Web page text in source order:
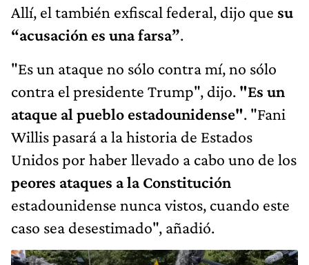
Allí, el también exfiscal federal, dijo que su
“acusación es una farsa”.
"Es un ataque no sólo contra mí, no sólo
contra el presidente Trump", dijo. "Es un
ataque al pueblo estadounidense". "Fani
Willis pasará a la historia de Estados
Unidos por haber llevado a cabo uno de los
peores ataques a la Constitución
estadounidense nunca vistos, cuando este
caso sea desestimado", añadió.